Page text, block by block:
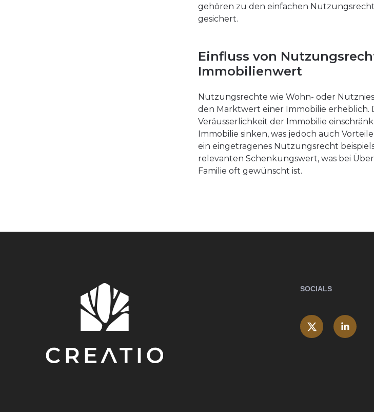
gehören zu den einfachen
gesichert.
Einfluss von
Immobilienwert
Nutzungsrechte wie Wohn- oder
den Marktwert einer Immobilie erheblich.
Veräusserlichkeit der Immobilie
Immobilie sinken, was jedoch auch
ein eingetragenes Nutzungsrecht
relevanten Schenkungswert, was bei
Familie oft gewünscht ist.
SOCIALS